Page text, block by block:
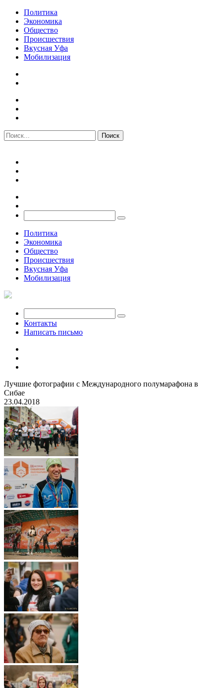
Политика
Экономика
Общество
Происшествия
Вкусная Уфа
Мобилизация
Политика
Экономика
Общество
Происшествия
Вкусная Уфа
Мобилизация
Контакты
Написать письмо
Лучшие фотографии с Международного полумарафона в
Сибае
23.04.2018